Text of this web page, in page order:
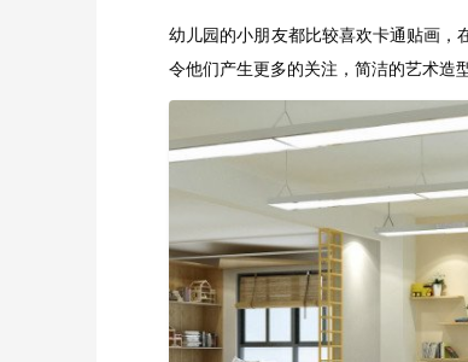
幼儿园的小朋友都比较喜欢卡通贴画，
令他们产生更多的关注，简洁的艺术造